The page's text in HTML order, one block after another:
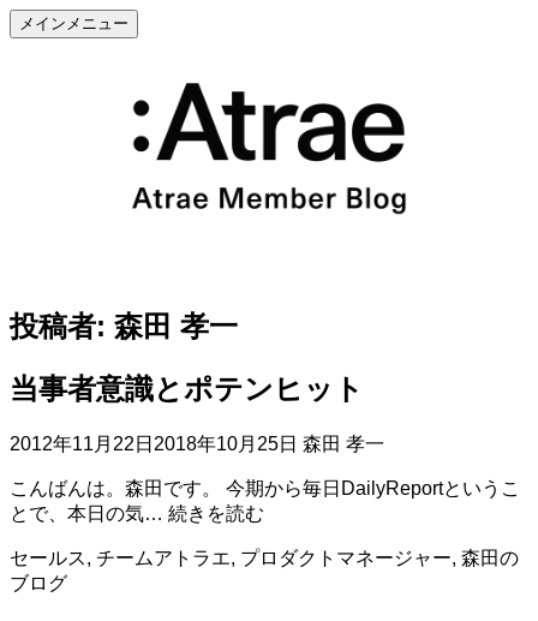
メ
ニ
メインメニュー
投稿者: 森田 孝一
当事者意識とポテンヒット
2012年11月22日 2018年10月25日 森田 孝一
こんばんは。森田です。 今期から毎日DailyReportというこ
とで、本日の気… 続きを読む
者
セールス, チームアトラエ, プロダクトマネージャー, 森田の
ブログ